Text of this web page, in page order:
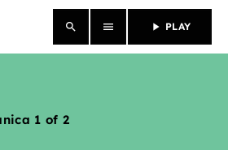
search menu play_arrow PLAY
close
1 of 2